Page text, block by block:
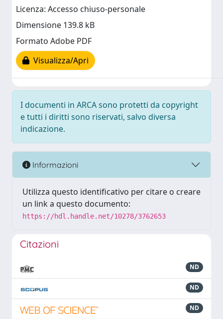
Licenza: Accesso chiuso-personale
Dimensione 139.8 kB
Formato Adobe PDF
Visualizza/Apri
I documenti in ARCA sono protetti da copyright
e tutti i diritti sono riservati, salvo diversa
indicazione.
Informazioni
Utilizza questo identificativo per citare o creare
un link a questo documento:
https://hdl.handle.net/10278/3762653
Citazioni
ND
ND
ND